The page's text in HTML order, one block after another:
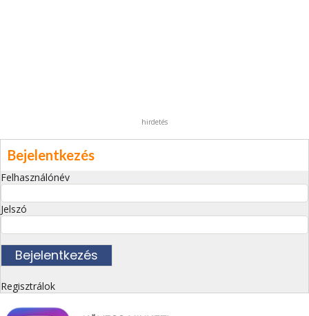
hirdetés
Bejelentkezés
Felhasználónév
Jelszó
Regisztrálok